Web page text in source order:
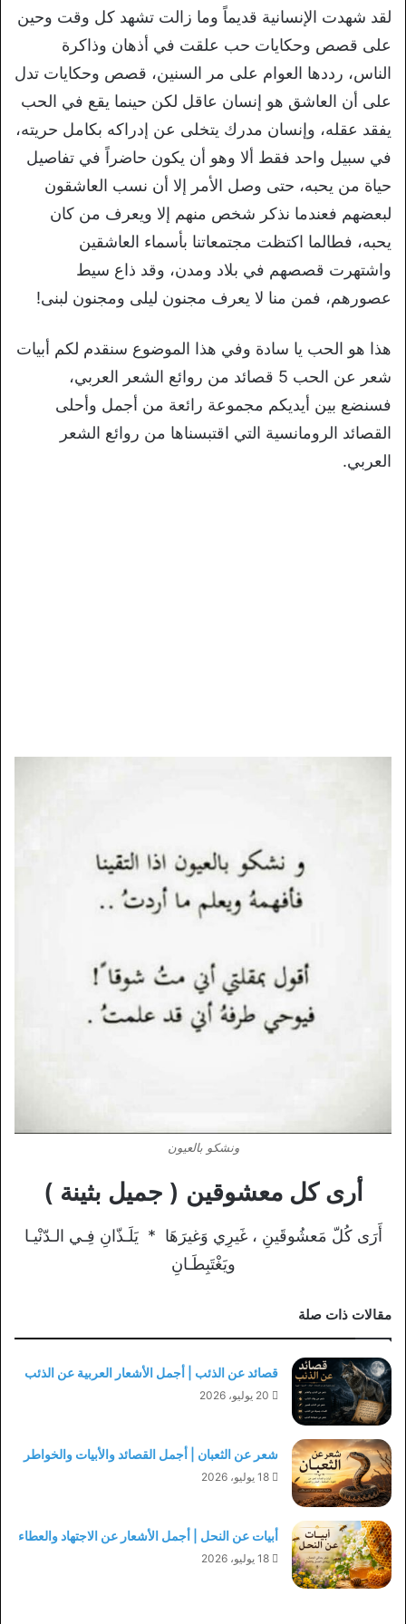
لقد شهدت الإنسانية قديماً وما زالت تشهد كل وقت وحين
على قصص وحكايات حب علقت في أذهان وذاكرة
الناس، رددها العوام على مر السنين، قصص وحكايات تدل
على أن العاشق هو إنسان عاقل لكن حينما يقع في الحب
يفقد عقله، وإنسان مدرك يتخلى عن إدراكه بكامل حريته،
في سبيل واحد فقط ألا وهو أن يكون حاضراً في تفاصيل
حياة من يحبه، حتى وصل الأمر إلا أن نسب العاشقون
لبعضهم فعندما نذكر شخص منهم إلا ويعرف من كان
يحبه، فطالما اكتظت مجتمعاتنا بأسماء العاشقين
واشتهرت قصصهم في بلاد ومدن، وقد ذاع سيط
عصورهم، فمن منا لا يعرف مجنون ليلى ومجنون لبنى!
هذا هو الحب يا سادة وفي هذا الموضوع سنقدم لكم أبيات
شعر عن الحب 5 قصائد من روائع الشعر العربي،
فسنضع بين أيديكم مجموعة رائعة من أجمل وأحلى
القصائد الرومانسية التي اقتبسناها من روائع الشعر
العربي.
ونشكو بالعيون
أرى كل معشوقين ( جميل بثينة )
أَرَى كُلّ مَعشُوقَينِ ، غَيرِي وَغيرَهَا * يَلَـذّانِ فِـي الـدّنْيـا
ويَغْتَبِطَـانِ
مقالات ذات صلة
قصائد عن الذئب | أجمل الأشعار العربية عن الذئب
20 يوليو، 2026
شعر عن الثعبان | أجمل القصائد والأبيات والخواطر
18 يوليو، 2026
أبيات عن النحل | أجمل الأشعار عن الاجتهاد والعطاء
18 يوليو، 2026